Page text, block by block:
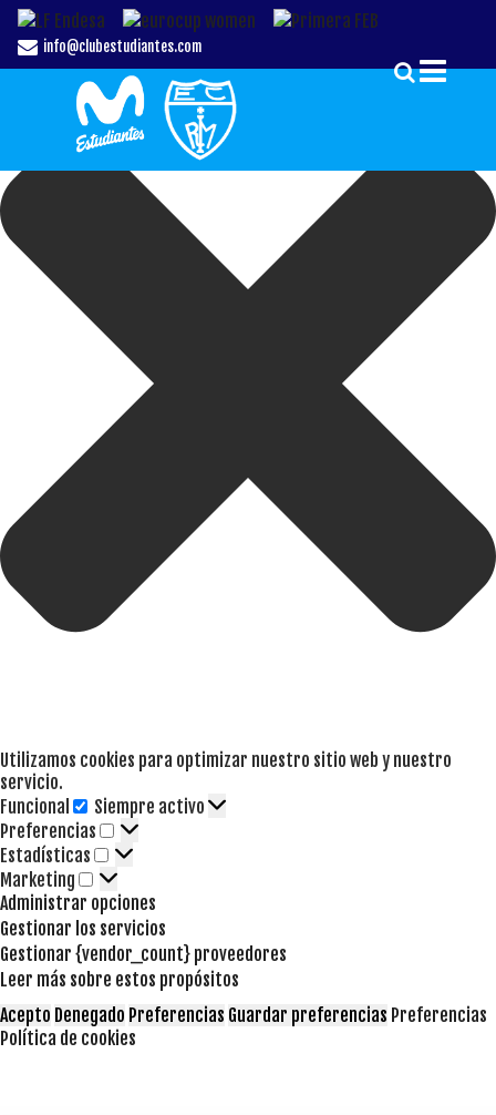
Gestionar el Consentimiento de las Cookies
Utilizamos cookies para optimizar nuestro sitio web y nuestro
servicio.
Funcional
Funcional
Siempre activo
Preferencias
Preferencias
Estadísticas Estadísticas
Marketing Marketing
Administrar opciones
Gestionar los servicios
Gestionar {vendor_count} proveedores
Leer más sobre estos propósitos
Acepto Denegado Preferencias Guardar preferencias Preferencias
Política de cookies
info@clubestudiantes.com